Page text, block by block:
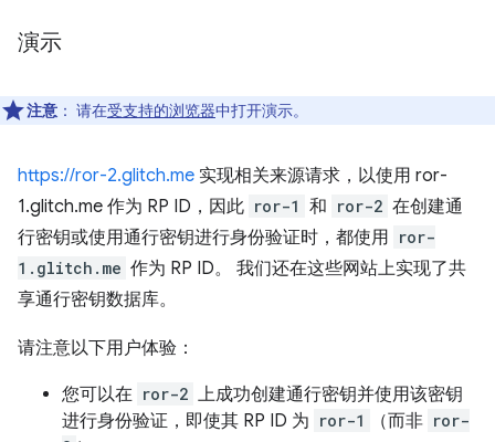
演示
注意 ： 请在受支持的浏览器中打开演示。
https://ror-2.glitch.me 实现相关来源请求，以使用 ror-
1.glitch.me 作为 RP ID，因此 ror-1 和 ror-2 在创建通
行密钥或使用通行密钥进行身份验证时，都使用 ror-
1.glitch.me 作为 RP ID。 我们还在这些网站上实现了共
享通行密钥数据库。
请注意以下用户体验：
您可以在 ror-2 上成功创建通行密钥并使用该密钥
进行身份验证，即使其 RP ID 为 ror-1 （而非 ror-